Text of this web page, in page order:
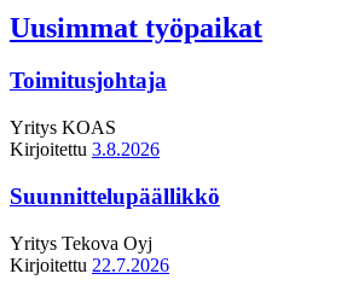
Uusimmat työpaikat
Toimitusjohtaja
Yritys KOAS
Kirjoitettu 3.8.2026
Suunnittelupäällikkö
Yritys Tekova Oyj
Kirjoitettu 22.7.2026